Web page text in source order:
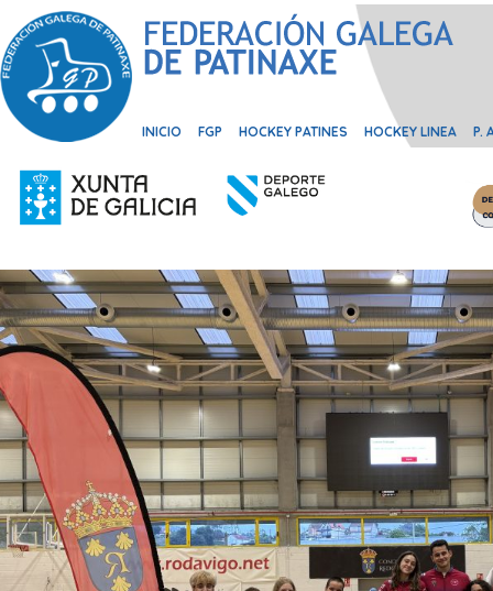
INICIO FGP HOCKEY PATINES HOCKEY LINEA P.